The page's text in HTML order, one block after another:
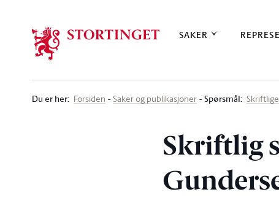
SAKER
Du er her: Forsiden Saker og publikasjoner Spørsmål:
Skriftlig